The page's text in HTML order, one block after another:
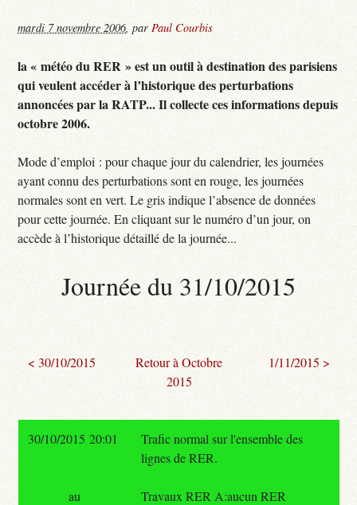
mardi 7 novembre 2006,parPaul Courbis
la « météo du RER » est un outil à destination des parisiens
qui veulent accéder à l’historique des perturbations
annoncées par la RATP... Il collecte ces informations depuis
octobre 2006.
Mode d’emploi : pour chaque jour du calendrier, les journées
ayant connu des perturbations sont en rouge, les journées
normales sont en vert. Le gris indique l’absence de données
pour cette journée. En cliquant sur le numéro d’un jour, on
accède à l’historique détaillé de la journée...
Journée du 31/10/2015
< 30/10/2015
Retour à Octobre
2015
1/11/2015 >
30/10/2015 20:01
Trafic normal sur l'ensemble des
lignes de RER.
Travaux RER A:aucun RER
au